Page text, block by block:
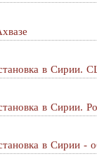
в
в Сирии.
в Сирии